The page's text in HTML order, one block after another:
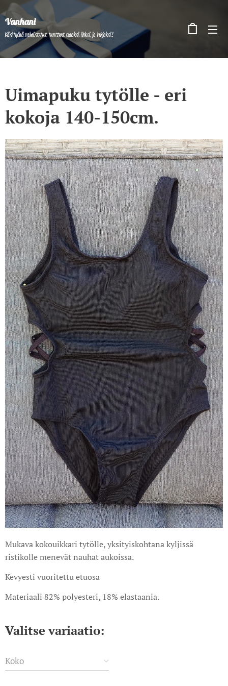
Vanhani
Käsityönä valmistetut tuotteet omaksi iloksi ja lahjaksi!
Uimapuku tytölle - eri
kokoja 140-150cm.
Mukava kokouikkari tytölle, yksityiskohtana kyljissä
ristikolle menevät nauhat aukoissa.
Kevyesti vuoritettu etuosa
Materiaali 82% polyesteri, 18% elastaania.
Valitse variaatio:
Koko